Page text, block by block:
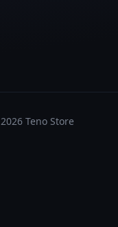
2026 Teno Store